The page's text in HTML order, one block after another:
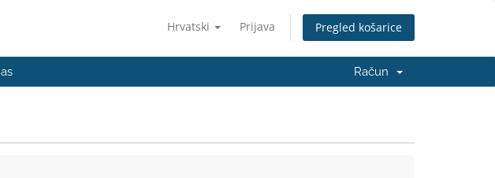
Hrvatski Prijava Pregled košarice
Račun